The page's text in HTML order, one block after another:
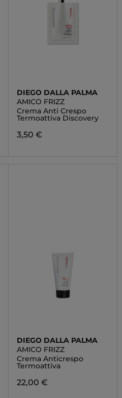
DIEGO DALLA PALMA
AMICO FRIZZ
Crema Anti Crespo
Termoattiva Discovery
3,50 €
DIEGO DALLA PALMA
AMICO FRIZZ
Crema Anticrespo
Termoattiva
22,00 €